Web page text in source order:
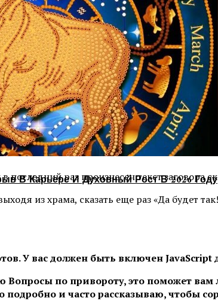
В Карьере И Духовный Рост В 2026 Году
литургии до ее начала. Написать
что справа от алтаря. Эти свечи нужно
каждую свечу, нужно произносить про
(имя мужчины) от злых глаз, злых
мою любовь. Сделай так, чтоб мы вместе
раз произнесен текст заговора
из храма, сказать еще раз «Да будет
У вас должен быть включен JavaScript
Вопросы по привороту, это поможет вам
и часто рассказываю, чтобы